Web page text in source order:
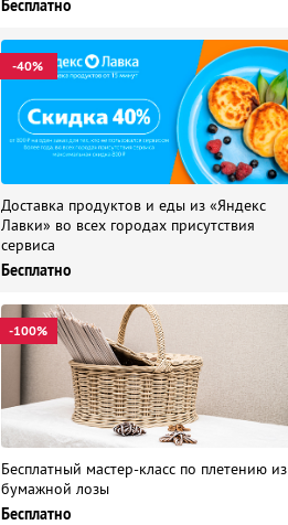
Бесплатно
-40%
Доставка продуктов и еды из «Яндекс
Лавки» во всех городах присутствия
сервиса
Бесплатно
-100%
Бесплатный мастер-класс по плетению из
бумажной лозы
Бесплатно